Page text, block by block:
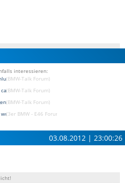
interessieren:
?
(BMW-Talk Forum)
cabrio
(BMW-Talk Forum)
auf E46.
(BMW-Talk Forum)
wurden gewucht
(3er BMW - E46 Forum)
03.08.2012 | 23:00:26